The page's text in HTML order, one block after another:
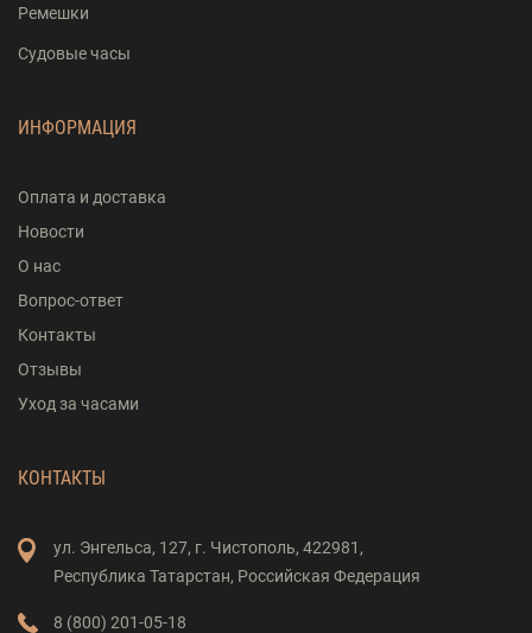
Ремешки
Судовые часы
ИНФОРМАЦИЯ
Оплата и доставка
Новости
О нас
Вопрос-ответ
Контакты
Отзывы
Уход за часами
КОНТАКТЫ
ул. Энгельса, 127, г. Чистополь, 422981,
Республика Татарстан, Российская Федерация
8 (800) 201-05-18